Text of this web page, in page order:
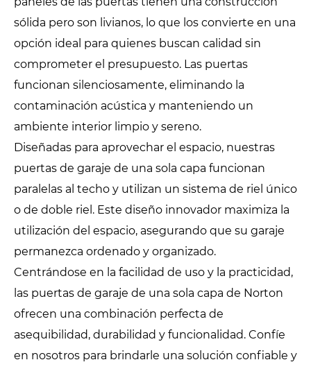
sólida pero son livianos, lo que los convierte en una
opción ideal para quienes buscan calidad sin
comprometer el presupuesto. Las puertas
funcionan silenciosamente, eliminando la
contaminación acústica y manteniendo un
ambiente interior limpio y sereno.
Diseñadas para aprovechar el espacio, nuestras
puertas de garaje de una sola capa funcionan
paralelas al techo y utilizan un sistema de riel único
o de doble riel. Este diseño innovador maximiza la
utilización del espacio, asegurando que su garaje
permanezca ordenado y organizado.
Centrándose en la facilidad de uso y la practicidad,
las puertas de garaje de una sola capa de Norton
ofrecen una combinación perfecta de
asequibilidad, durabilidad y funcionalidad. Confíe
en nosotros para brindarle una solución confiable y